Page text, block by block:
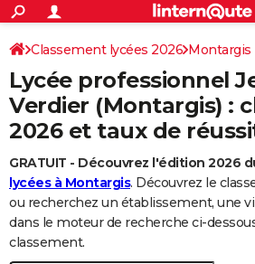
ACTUALITÉS
Politique
Société
Faits Divers
Education
Monde
Villes
+
SPORT
Coupe du monde 2026
Football
Tennis
Cyclisme
Rugby
Forum
CULTURE
Programme TV
TNT
Streaming
Cinéma
Sorties cinéma
Musique
+
FINANCE
Retraite
Impôts
Epargne
Immobilier
Risques naturels par ville
Banque
Assurance
Crédit
AUTO
Essais
Réserver un essai
Citadines
Berlines
SUV
Forum auto
+
HIGH-TECH
Mobiles
Meilleur smartphone
Internet
Ordinateurs
Jeux vidéo
Guide high-tech
+
BRICOLAGE
S'inscrire
Connexion
Classement lycées 2026 Montargis
Lycée professionnel
Verdier (Montargis) :
2026 et taux de
GRATUIT - Découvrez l'édition 2026
lycées à Montargis. Découvrez le
ou recherchez un établissement, une
dans le moteur de recherche ci-
classement.